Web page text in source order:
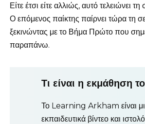
Είτε έτσι είτε αλλιώς, αυτό τελειώνει
Ο επόμενος παίκτης παίρνει τώρα τη
ξεκινώντας με το Βήμα Πρώτο που
παραπάνω.
Τι είναι η εκμάθηση
Το Learning Arkham είναι
εκπαιδευτικά βίντεο και